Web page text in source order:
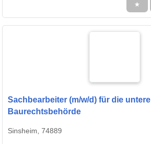
★
Sachbearbeiter (m/w/d) für die untere
Baurechtsbehörde
Sinsheim, 74889